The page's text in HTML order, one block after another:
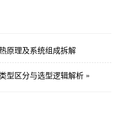
原理及系统组成拆解
型区分与选型逻辑解析 »